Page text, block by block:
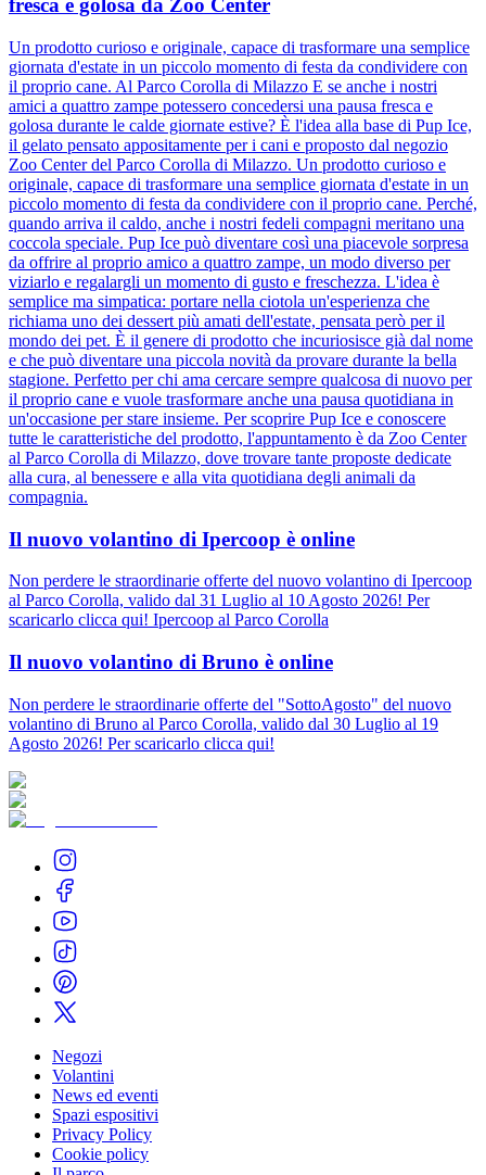
fresca e golosa da Zoo Center
Un prodotto curioso e originale, capace di trasformare una semplice
giornata d'estate in un piccolo momento di festa da condividere con
il proprio cane. Al Parco Corolla di Milazzo E se anche i nostri
amici a quattro zampe potessero concedersi una pausa fresca e
golosa durante le calde giornate estive? È l'idea alla base di Pup Ice,
il gelato pensato appositamente per i cani e proposto dal negozio
Zoo Center del Parco Corolla di Milazzo. Un prodotto curioso e
originale, capace di trasformare una semplice giornata d'estate in un
piccolo momento di festa da condividere con il proprio cane. Perché,
quando arriva il caldo, anche i nostri fedeli compagni meritano una
coccola speciale. Pup Ice può diventare così una piacevole sorpresa
da offrire al proprio amico a quattro zampe, un modo diverso per
viziarlo e regalargli un momento di gusto e freschezza. L'idea è
semplice ma simpatica: portare nella ciotola un'esperienza che
richiama uno dei dessert più amati dell'estate, pensata però per il
mondo dei pet. È il genere di prodotto che incuriosisce già dal nome
e che può diventare una piccola novità da provare durante la bella
stagione. Perfetto per chi ama cercare sempre qualcosa di nuovo per
il proprio cane e vuole trasformare anche una pausa quotidiana in
un'occasione per stare insieme. Per scoprire Pup Ice e conoscere
tutte le caratteristiche del prodotto, l'appuntamento è da Zoo Center
al Parco Corolla di Milazzo, dove trovare tante proposte dedicate
alla cura, al benessere e alla vita quotidiana degli animali da
compagnia.
Il nuovo volantino di Ipercoop è online
Non perdere le straordinarie offerte del nuovo volantino di Ipercoop
al Parco Corolla, valido dal 31 Luglio al 10 Agosto 2026! Per
scaricarlo clicca qui! Ipercoop al Parco Corolla
Il nuovo volantino di Bruno è online
Non perdere le straordinarie offerte del "SottoAgosto" del nuovo
volantino di Bruno al Parco Corolla, valido dal 30 Luglio al 19
Agosto 2026! Per scaricarlo clicca qui!
Negozi
Volantini
News ed eventi
Spazi espositivi
Privacy Policy
Cookie policy